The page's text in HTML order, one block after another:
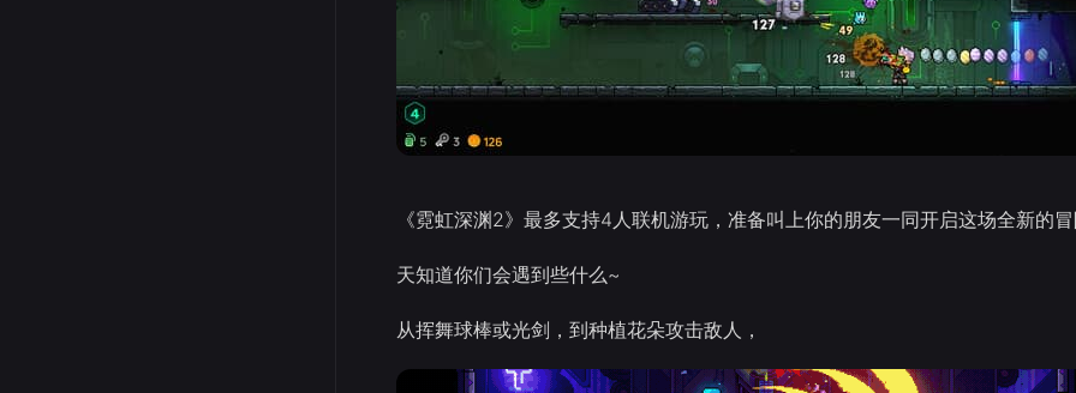
《霓虹深渊2》最多支持4人联机游玩，准备叫上你的朋友一同开启这场全新的
天知道你们会遇到些什么~
从挥舞球棒或光剑，到种植花朵攻击敌人，